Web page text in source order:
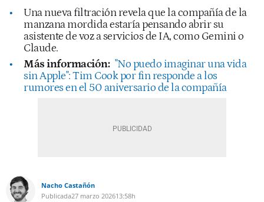
Una nueva filtración revela que la compañía de la
manzana mordida estaría pensando abrir su
asistente de voz a servicios de IA, como Gemini o
Claude.
Más información: "No puedo imaginar una vida
sin Apple": Tim Cook por fin responde a los
rumores en el 50 aniversario de la compañía
Nacho Castañón
Publicada27 marzo 202613:58h